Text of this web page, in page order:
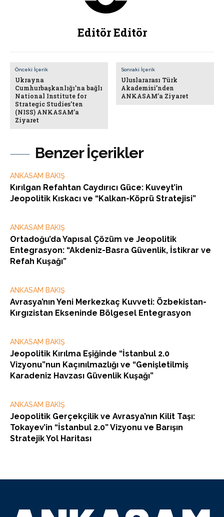
Benzer İçerikler
ANKASAM BAKIŞ
Kırılgan Refahtan Caydırıcı Güce: Kuveyt’in
Jeopolitik Kıskacı ve “Kalkan-Köprü Stratejisi”
ANKASAM BAKIŞ
Ortadoğu’da Yapısal Çözüm ve Jeopolitik
Entegrasyon: “Akdeniz-Basra Güvenlik, İstikrar ve
Refah Kuşağı”
ANKASAM BAKIŞ
Avrasya’nın Yeni Merkezkaç Kuvveti: Özbekistan-
Kırgızistan Ekseninde Bölgesel Entegrasyon
ANKASAM BAKIŞ
Jeopolitik Kırılma Eşiğinde “İstanbul 2.0
Vizyonu”nun Kaçınılmazlığı ve “Genişletilmiş
Karadeniz Havzası Güvenlik Kuşağı”
ANKASAM BAKIŞ
Jeopolitik Gerçekçilik ve Avrasya’nın Kilit Taşı:
Tokayev’in “İstanbul 2.0” Vizyonu ve Barışın
Stratejik Yol Haritası
Editör Editör
Önceki İçerik
Ukrayna
Cumhurbaşkanlığı’na bağlı
National Institute for
Strategic Studies’ten
(NISS) ANKASAM’a
Ziyaret
Sonraki İçerik
Uluslararası Türk
Akademisi’nden
ANKASAM’a Ziyaret